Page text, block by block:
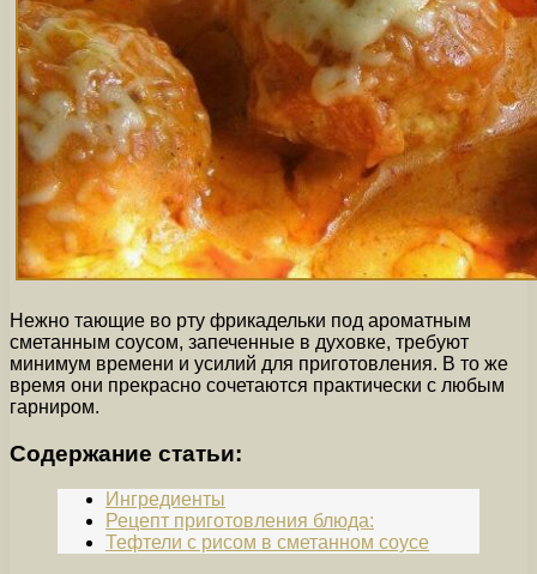
Нежно тающие во рту фрикадельки под ароматным
сметанным соусом, запеченные в духовке, требуют
минимум времени и усилий для приготовления. В то же
время они прекрасно сочетаются практически с любым
гарниром.
Содержание статьи:
Ингредиенты
Рецепт приготовления блюда:
Тефтели с рисом в сметанном соусе